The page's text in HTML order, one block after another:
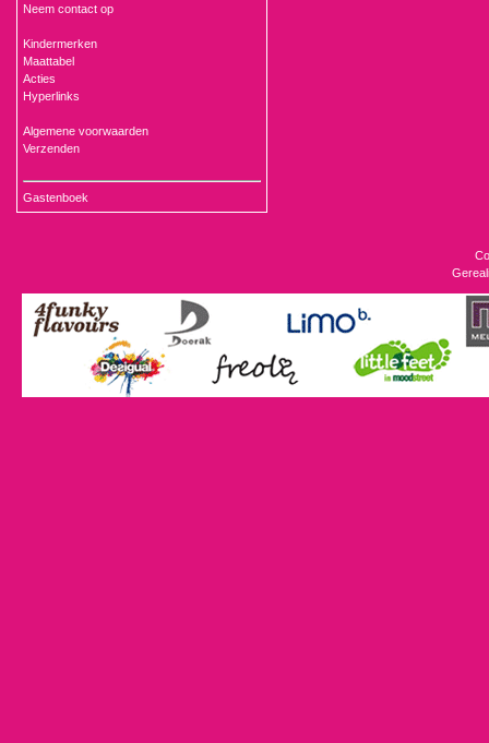
Neem contact op
Kindermerken
Maattabel
Acties
Hyperlinks
Algemene voorwaarden
Verzenden
Gastenboek